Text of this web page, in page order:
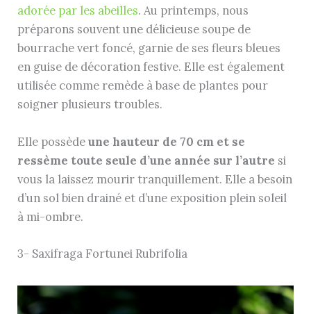
adorée par les abeilles. Au printemps, nous
préparons souvent une délicieuse soupe de
bourrache vert foncé, garnie de ses fleurs bleues
en guise de décoration festive. Elle est également
utilisée comme remède à base de plantes pour
soigner plusieurs troubles.
Elle possèdeune hauteur de 70 cm et se
ressème toute seule d’une année sur l’autre si
vous la laissez mourir tranquillement. Elle a besoin
d’un sol bien drainé et d’une exposition plein soleil
à mi-ombre.
3- Saxifraga Fortunei Rubrifolia